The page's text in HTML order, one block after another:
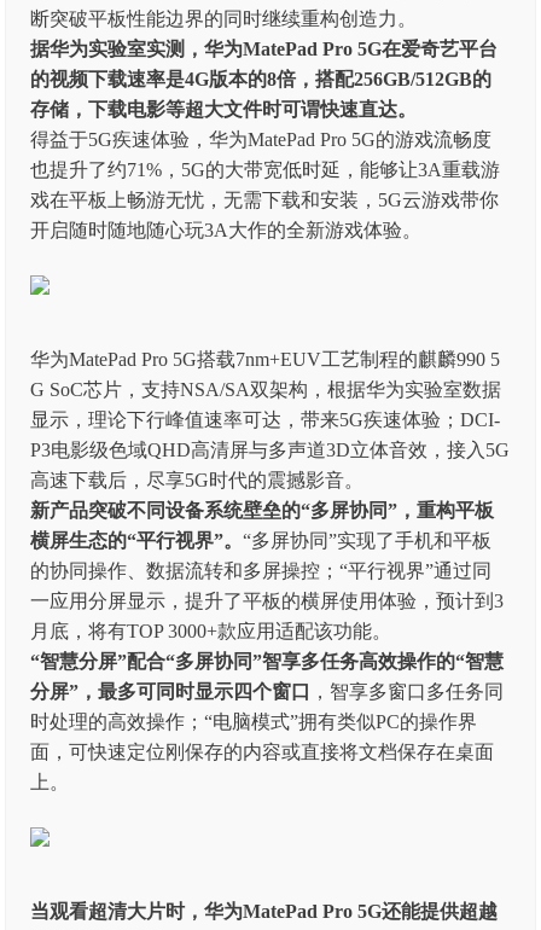
断突破平板性能边界的同时继续重构创造力。
据华为实验室实测，华为MatePad Pro 5G在爱奇艺平台
的视频下载速率是4G版本的8倍，搭配256GB/512GB的
存储，下载电影等超大文件时可谓快速直达。
得益于5G疾速体验，华为MatePad Pro 5G的游戏流畅度
也提升了约71%，5G的大带宽低时延，能够让3A重载游
戏在平板上畅游无忧，无需下载和安装，5G云游戏带你
开启随时随地随心玩3A大作的全新游戏体验。
华为MatePad Pro 5G搭载7nm+EUV工艺制程的麒麟990 5
G SoC芯片，支持NSA/SA双架构，根据华为实验室数据
显示，理论下行峰值速率可达，带来5G疾速体验；DCI-
P3电影级色域QHD高清屏与多声道3D立体音效，接入5G
高速下载后，尽享5G时代的震撼影音。
新产品突破不同设备系统壁垒的“多屏协同”，重构平板
横屏生态的“平行视界”。“多屏协同”实现了手机和平板
的协同操作、数据流转和多屏操控；“平行视界”通过同
一应用分屏显示，提升了平板的横屏使用体验，预计到3
月底，将有TOP 3000+款应用适配该功能。
“智慧分屏”配合“多屏协同”智享多任务高效操作的“智慧
分屏”，最多可同时显示四个窗口
，智享多窗口多任务同
时处理的高效操作；“电脑模式”拥有类似PC的操作界
面，可快速定位刚保存的内容或直接将文档保存在桌面
上。
当观看超清大片时，华为MatePad Pro 5G还能提供超越